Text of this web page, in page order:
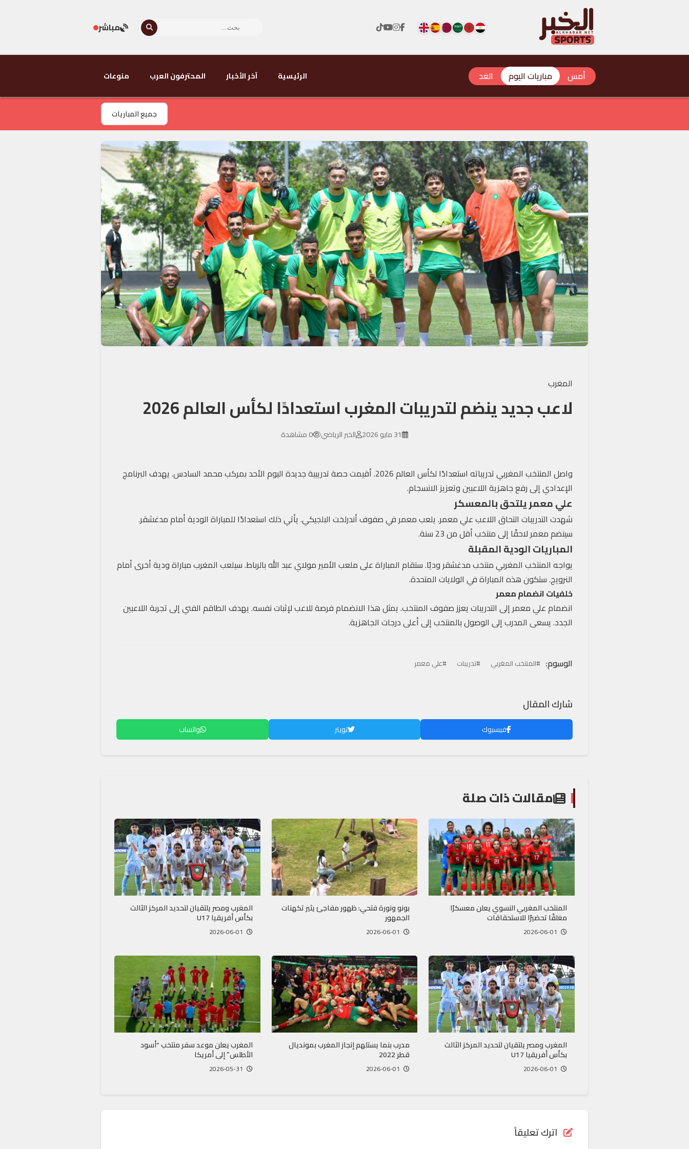
مباشر
أمس مباريات اليوم الغد الرئيسية آخر الأخبار المحترفون العرب منوعات
جميع المباريات
المغرب
لاعب جديد ينضم لتدريبات المغرب استعدادًا لكأس العالم 2026
31 مايو 2026 الخبر الرياضي 0 مشاهدة
واصل المنتخب المغربي تدريباته استعدادًا لكأس العالم 2026. أقيمت حصة تدريبية جديدة اليوم الأحد بمركب محمد السادس. يهدف البرنامج
الإعدادي إلى رفع جاهزية اللاعبين وتعزيز الانسجام.
علي معمر يلتحق بالمعسكر
شهدت التدريبات التحاق اللاعب علي معمر. يلعب معمر في صفوف أندرلخت البلجيكي. يأتي ذلك استعدادًا للمباراة الودية أمام مدغشقر.
سينضم معمر لاحقًا إلى منتخب أقل من 23 سنة.
المباريات الودية المقبلة
يواجه المنتخب المغربي منتخب مدغشقر وديًا. ستقام المباراة على ملعب الأمير مولاي عبد الله بالرباط. سيلعب المغرب مباراة ودية أخرى أمام
النرويج. ستكون هذه المباراة في الولايات المتحدة.
خلفيات انضمام معمر
انضمام علي معمر إلى التدريبات يعزز صفوف المنتخب. يمثل هذا الانضمام فرصة للاعب لإثبات نفسه. يهدف الطاقم الفني إلى تجربة اللاعبين
الجدد. يسعى المدرب إلى الوصول بالمنتخب إلى أعلى درجات الجاهزية.
الوسوم: #المنتخب المغربي #تدريبات #علي معمر
شارك المقال
فيسبوك تويتر واتساب
مقالات ذات صلة
المنتخب المغربي النسوي يعلن معسكرًا
مغلقًا تحضيرًا للاستحقاقات
بونو ونورة فتحي: ظهور مفاجئ يثير تكهنات
الجمهور
المغرب ومصر يلتقيان لتحديد المركز الثالث
بكأس أفريقيا U17
المغرب ومصر يلتقيان لتحديد المركز الثالث
بكأس أفريقيا U17
مدرب بنما يستلهم إنجاز المغرب بمونديال
قطر 2022
المغرب يعلن موعد سفر منتخب “أسود
الأطلس” إلى أمريكا
اترك تعليقاً